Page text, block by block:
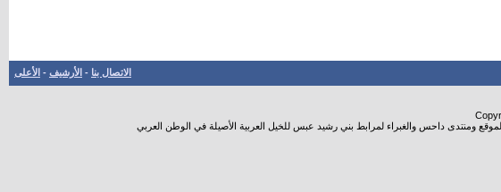
الاتصال بنا - الأرشيف - الأعلى
ومنتدى داحس والغبراء لمرابط بني رشيد عبس للخيل العربية الأصيلة في الوطن العربي